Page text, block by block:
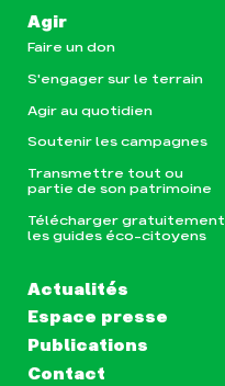
Agir
Faire un don
S'engager sur le terrain
Agir au quotidien
Soutenir les campagnes
Transmettre tout ou
partie de son patrimoine
Télécharger gratuitement
les guides éco-citoyens
Actualités
Espace presse
Publications
Contact